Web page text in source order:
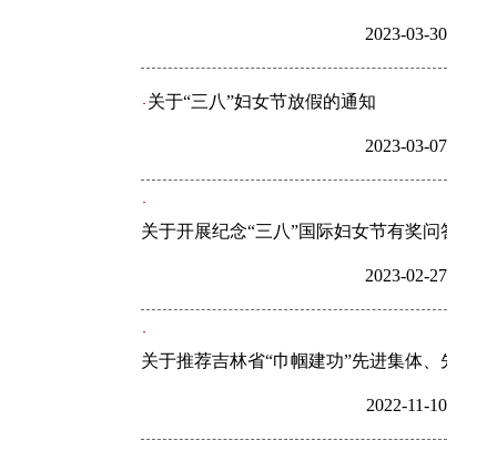
2023-03-30
关于“三八”妇女节放假的通知
2023-03-07
关于开展纪念“三八”国际妇女节有奖问答活
2023-02-27
关于推荐吉林省“巾帼建功”先进集体、先进
2022-11-10